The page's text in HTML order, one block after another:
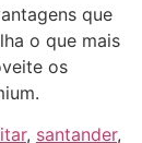
que
o que mais
os
, santander,